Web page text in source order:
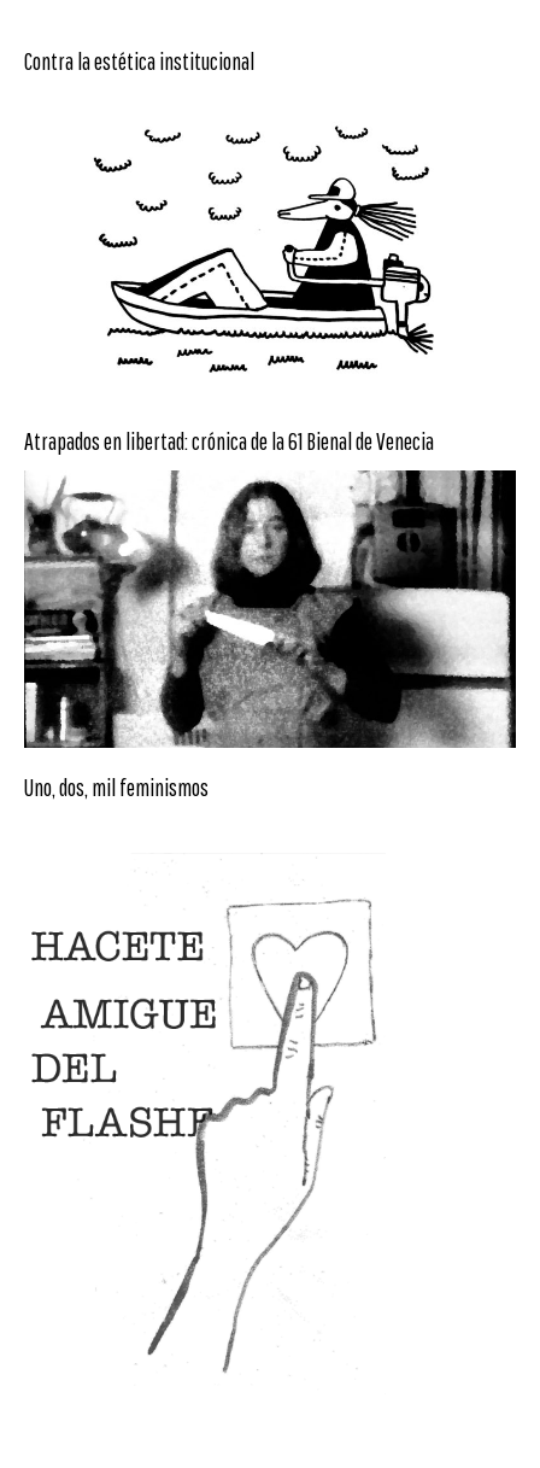
Contra la estética institucional
Atrapados en libertad: crónica de la 61 Bienal de Venecia
Uno, dos, mil feminismos